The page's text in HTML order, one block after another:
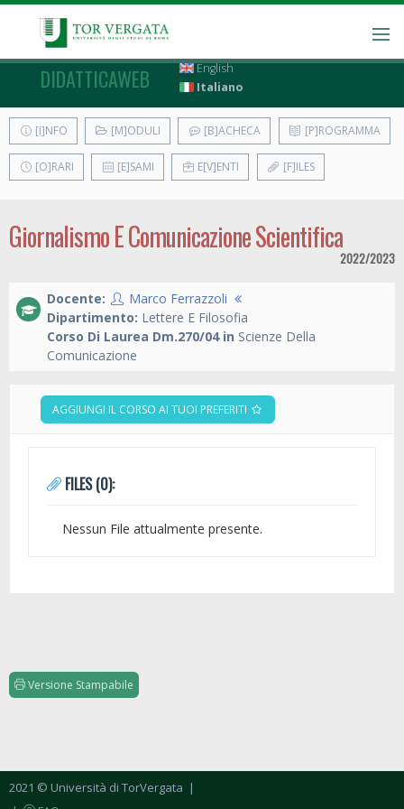
DIDATTICAWEB
English
Italiano
[I]NFO [M]ODULI [B]ACHECA [P]ROGRAMMA
[O]RARI [E]SAMI E[V]ENTI [F]ILES
Giornalismo E Comunicazione Scientifica
2022/2023
Docente:
Marco Ferrazzoli
Dipartimento: Lettere E Filosofia
Corso Di Laurea Dm.270/04 in Scienze Della
Comunicazione
AGGIUNGI IL CORSO AI TUOI PREFERITI
FILES (0):
Nessun File attualmente presente.
Versione Stampabile
2021 © Università di TorVergata |